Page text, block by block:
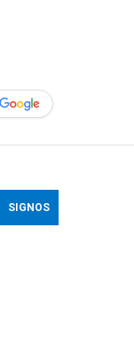
SIGNOS